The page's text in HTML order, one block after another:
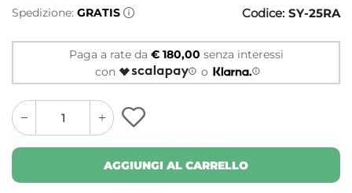
Spedizione: GRATIS Codice: SY-25RA
Paga a rate da € 180,00 senza interessi
con
o
quantity
button
quantity
minus
button
AGGIUNGI AL CARRELLO